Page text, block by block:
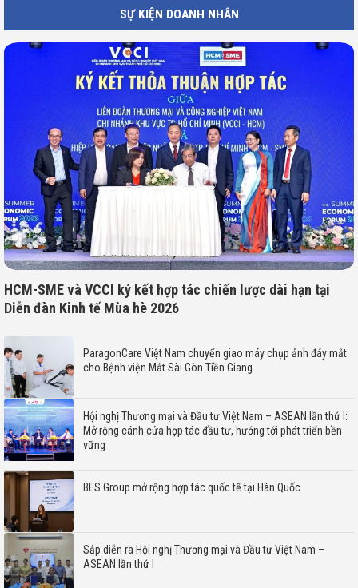
SỰ KIỆN DOANH NHÂN
HCM-SME và VCCI ký kết hợp tác chiến lược dài hạn tại
Diễn đàn Kinh tế Mùa hè 2026
ParagonCare Việt Nam chuyển giao máy chụp ảnh đáy mắt
cho Bệnh viện Mắt Sài Gòn Tiền Giang
Hội nghị Thương mại và Đầu tư Việt Nam – ASEAN lần thứ I:
Mở rộng cánh cửa hợp tác đầu tư, hướng tới phát triển bền
vững
BES Group mở rộng hợp tác quốc tế tại Hàn Quốc
Sắp diễn ra Hội nghị Thương mại và Đầu tư Việt Nam –
ASEAN lần thứ I